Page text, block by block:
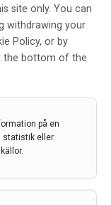
site only. You can
withdrawing your
Policy, or by
the bottom of the
på en
statistik eller
i
i